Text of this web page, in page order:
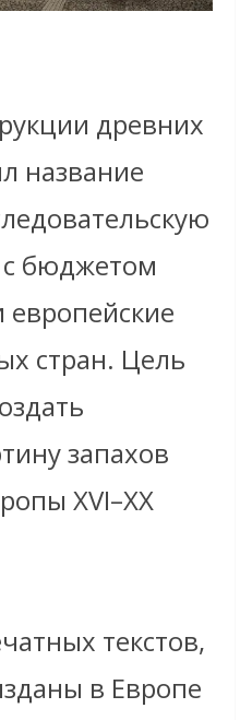
древних
название
с бюджетом
стран. Цель
запахов
XVI–XX
текстов,
в Европе